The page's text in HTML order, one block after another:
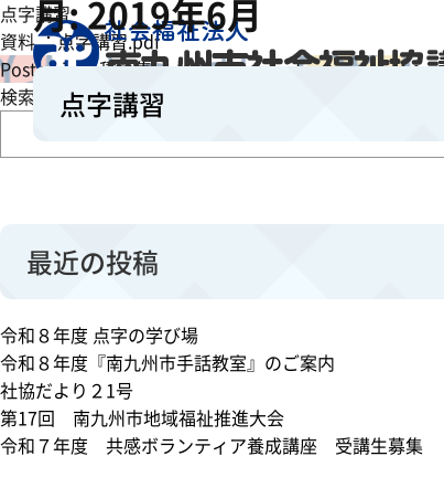
月:2019年6月
点字講習
点字講習
資料 ：点字講習.pdf
Posted in各種募集Leave a Commento
字
検索
最近の投稿
令和８年度 点字の学び場
令和８年度『南九州市手話教室』のご案内
社協だより２1号
第17回 南九州市地域福祉推進大会
令和７年度 共感ボランティア養成講座 受講生募集